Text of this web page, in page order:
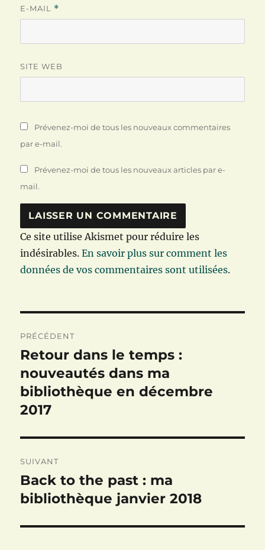
E-MAIL *
SITE WEB
Prévenez-moi de tous les nouveaux commentaires
par e-mail.
Prévenez-moi de tous les nouveaux articles par e-
mail.
Ce site utilise Akismet pour réduire les
indésirables.En savoir plus sur comment les
données de vos commentaires sont utilisées.
de
l’article
PRÉCÉDENT
Publication
précédente :
Retour dans le temps :
nouveautés dans ma
bibliothèque en décembre
2017
SUIVANT
Publication
suivante :
Back to the past : ma
bibliothèque janvier 2018